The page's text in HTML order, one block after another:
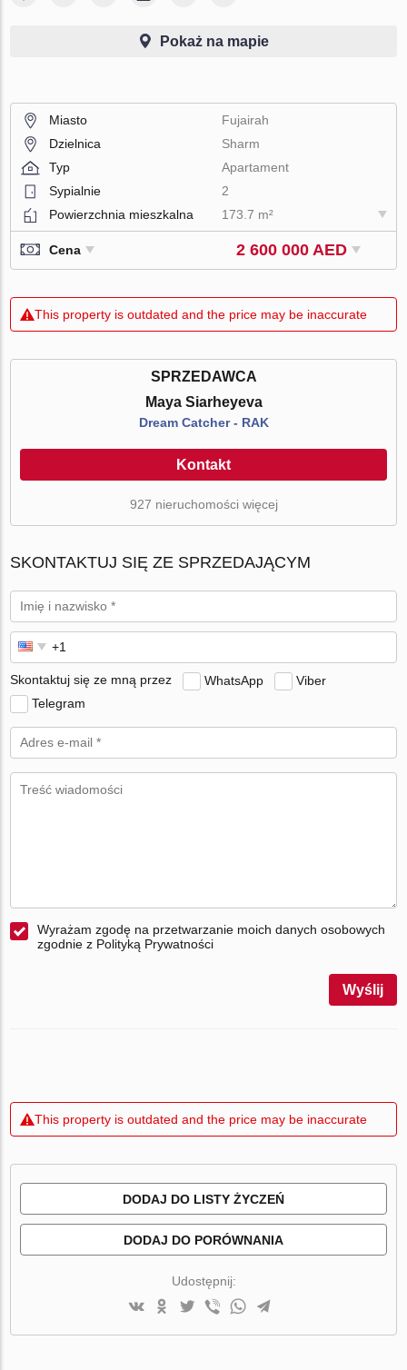
Pokaż na mapie
Miasto
Fujairah
Dzielnica
Sharm
Typ
Apartament
Sypialnie
2
Powierzchnia mieszkalna
173.7 m²
Cena 2 600 000 AED
This property is outdated and the price may be inaccurate
SPRZEDAWCA
Maya Siarheyeva
Dream Catcher - RAK
Kontakt
927 nieruchomości więcej
SKONTAKTUJ SIĘ ZE SPRZEDAJĄCYM
Skontaktuj się ze mną przez WhatsApp
Viber
Telegram
Wyrażam zgodę na przetwarzanie moich danych osobowych
zgodnie z Polityką Prywatności
Wyślij
This property is outdated and the price may be inaccurate
DODAJ DO LISTY ŻYCZEŃ
DODAJ DO PORÓWNANIA
Udostępnij: